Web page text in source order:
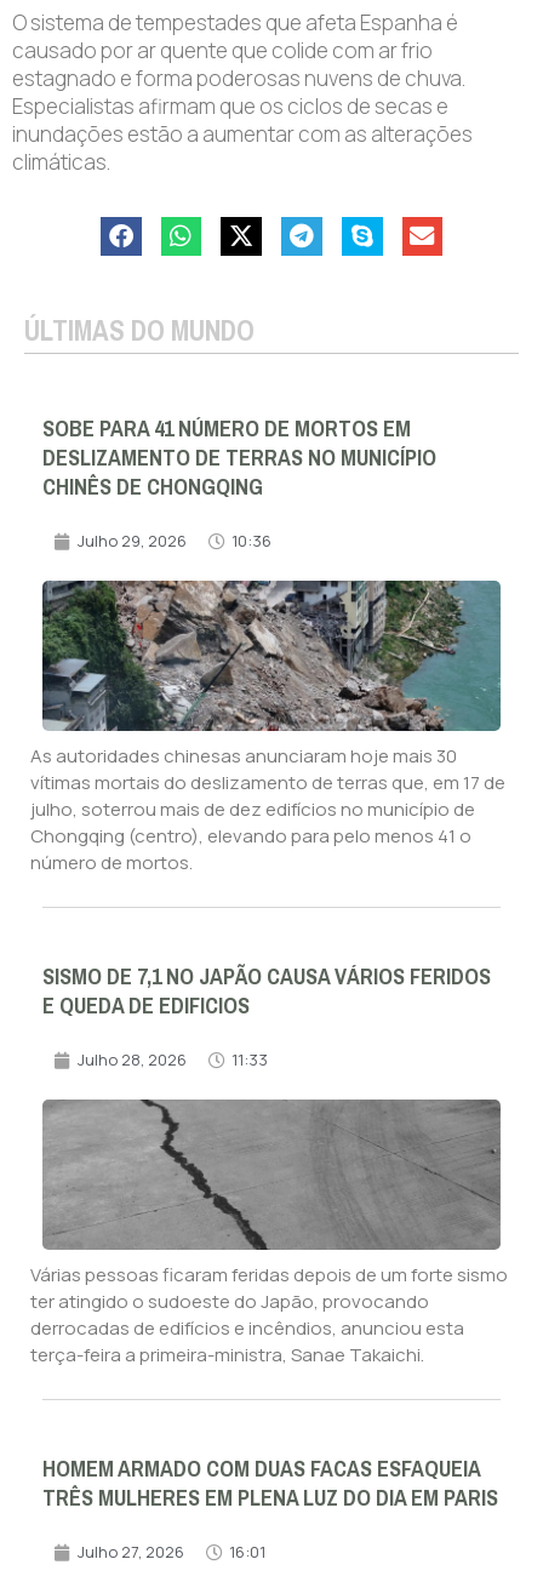
O sistema de tempestades que afeta Espanha é
causado por ar quente que colide com ar frio
estagnado e forma poderosas nuvens de chuva.
Especialistas afirmam que os ciclos de secas e
inundações estão a aumentar com as alterações
climáticas.
ÚLTIMAS DO MUNDO
SOBE PARA 41 NÚMERO DE MORTOS EM
DESLIZAMENTO DE TERRAS NO MUNICÍPIO
CHINÊS DE CHONGQING
Julho 29, 2026 10:36
As autoridades chinesas anunciaram hoje mais 30
vítimas mortais do deslizamento de terras que, em 17 de
julho, soterrou mais de dez edifícios no município de
Chongqing (centro), elevando para pelo menos 41 o
número de mortos.
SISMO DE 7,1 NO JAPÃO CAUSA VÁRIOS FERIDOS
E QUEDA DE EDIFICIOS
Julho 28, 2026 11:33
Várias pessoas ficaram feridas depois de um forte sismo
ter atingido o sudoeste do Japão, provocando
derrocadas de edifícios e incêndios, anunciou esta
terça-feira a primeira-ministra, Sanae Takaichi.
HOMEM ARMADO COM DUAS FACAS ESFAQUEIA
TRÊS MULHERES EM PLENA LUZ DO DIA EM PARIS
Julho 27, 2026 16:01